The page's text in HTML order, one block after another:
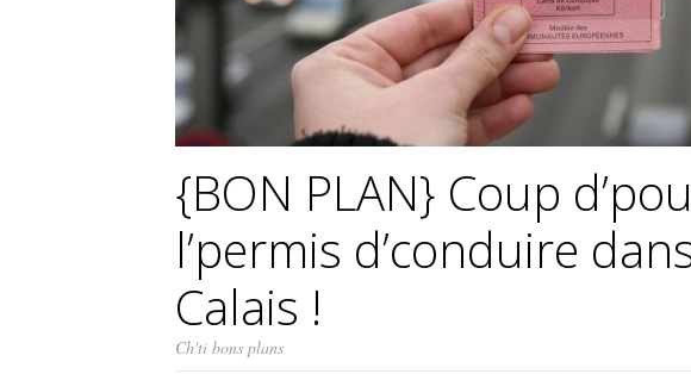
{BON PLAN} Coup
l’permis d’conduire
Calais !
Ch'ti bons plans